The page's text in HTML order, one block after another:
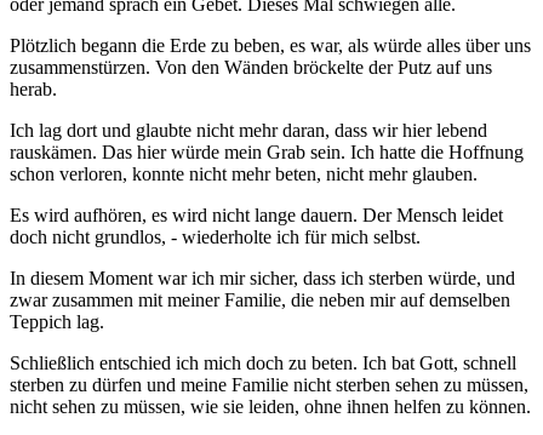
Plötzlich begann die Erde zu beben, es war, als würde alles über uns
zusammenstürzen. Von den Wänden bröckelte der Putz auf uns
herab.
Ich lag dort und glaubte nicht mehr daran, dass wir hier lebend
rauskämen. Das hier würde mein Grab sein. Ich hatte die Hoffnung
schon verloren, konnte nicht mehr beten, nicht mehr glauben.
Es wird aufhören, es wird nicht lange dauern. Der Mensch leidet
doch nicht grundlos, - wiederholte ich für mich selbst.
In diesem Moment war ich mir sicher, dass ich sterben würde, und
zwar zusammen mit meiner Familie, die neben mir auf demselben
Teppich lag.
Schließlich entschied ich mich doch zu beten. Ich bat Gott, schnell
sterben zu dürfen und meine Familie nicht sterben sehen zu müssen,
nicht sehen zu müssen, wie sie leiden, ohne ihnen helfen zu können.